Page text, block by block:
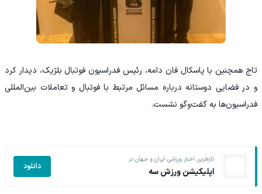
تاج همچنین با پاسکال فان دامه، رئیس فدراسیون فوتبال بلژیک، دیدار کرد
و در فضایی دوستانه درباره مسائل مرتبط با فوتبال و تعاملات بین‌المللی
فدراسیون‌ها به گفت‌وگو نشست.
تازه‌ترین اخبار ورزشی ایران و جهان در
اپلیکیشن ورزش سه دانلود